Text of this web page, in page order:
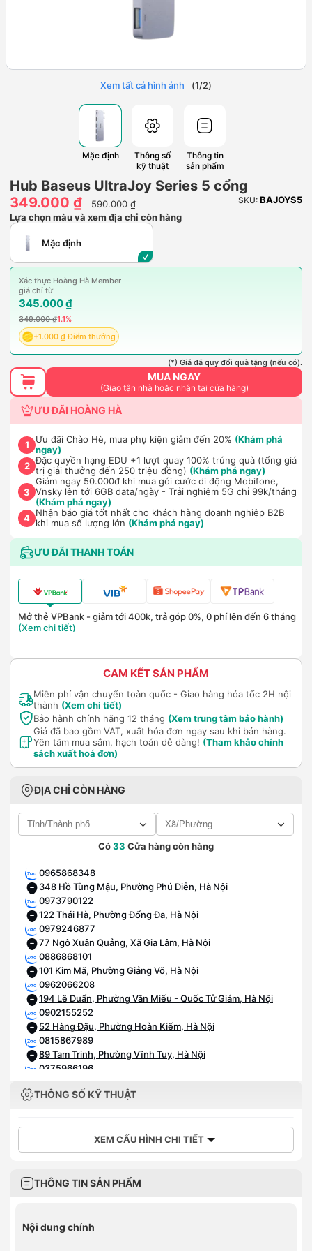
Xem tất cả hình ảnh (1/2)
Mặc định
Thông số
kỹ thuật
Thông tin
sản phẩm
Hub Baseus UltraJoy Series 5 cổng
349.000 ₫
590.000 ₫ SKU: BAJOYS5
Lựa chọn màu và xem địa chỉ còn hàng
Mặc định
Xác thực Hoàng Hà Member
giá chỉ từ
345.000 ₫
349.000 ₫1.1%
+1.000 ₫ Điểm thưởng
(*) Giá đã quy đổi quà tặng (nếu có).
MUA NGAY
(Giao tận nhà hoặc nhận tại cửa hàng)
ƯU ĐÃI HOÀNG HÀ
1 Ưu đãi Chào Hè, mua phụ kiện giảm đến 20% (Khám phá
ngay)
2 Đặc quyền hạng EDU +1 lượt quay 100% trúng quà (tổng giá
trị giải thưởng đến 250 triệu đồng) (Khám phá ngay)
3
Giảm ngay 50.000đ khi mua gói cước di động Mobifone,
Vnsky lên tới 6GB data/ngày - Trải nghiệm 5G chỉ 99k/tháng
(Khám phá ngay)
4 Nhận báo giá tốt nhất cho khách hàng doanh nghiệp B2B
khi mua số lượng lớn (Khám phá ngay)
ƯU ĐÃI THANH TOÁN
Mở thẻ VPBank - giảm tới 400k, trả góp 0%, 0 phí lên đến 6 tháng
(Xem chi tiết)
CAM KẾT SẢN PHẨM
Miễn phí vận chuyển toàn quốc - Giao hàng hỏa tốc 2H nội
thành (Xem chi tiết)
Bảo hành chính hãng 12 tháng (Xem trung tâm bảo hành)
Giá đã bao gồm VAT, xuất hóa đơn ngay sau khi bán hàng.
Yên tâm mua sắm, hạch toán dễ dàng! (Tham khảo chính
sách xuất hoá đơn)
ĐỊA CHỈ CÒN HÀNG
Có33 Cửa hàng còn hàng
0965868348
348 Hồ Tùng Mậu, Phường Phú Diễn, Hà Nội
0973790122
122 Thái Hà, Phường Đống Đa, Hà Nội
0979246877
77 Ngô Xuân Quảng, Xã Gia Lâm, Hà Nội
0886868101
101 Kim Mã, Phường Giảng Võ, Hà Nội
0962066208
194 Lê Duẩn, Phường Văn Miếu - Quốc Tử Giám, Hà Nội
0902155252
52 Hàng Đậu, Phường Hoàn Kiếm, Hà Nội
0815867989
89 Tam Trinh, Phường Vĩnh Tuy, Hà Nội
0375966196
0836886258
259 đường Lạc Long Quân, Phường Nghĩa Đô, Hà Nội
0903202328
0915963222
392 Trương Định, Phường Tương Mai, Hà Nội
0936396799
THÔNG SỐ KỸ THUẬT
XEM CẤU HÌNH CHI TIẾT
THÔNG TIN SẢN PHẨM
Nội dung chính